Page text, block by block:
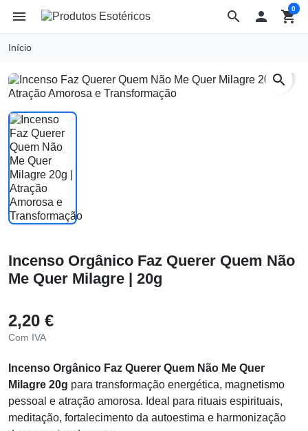
search
menu  shopping_cart
0
Início
search
Incenso Orgânico Faz Querer Quem Não
Me Quer Milagre | 20g
2,20 €
Com IVA
Incenso Orgânico Faz Querer Quem Não Me Quer
Milagre 20g para transformação energética, magnetismo
pessoal e atração amorosa. Ideal para rituais espirituais,
meditação, fortalecimento da autoestima e harmonização